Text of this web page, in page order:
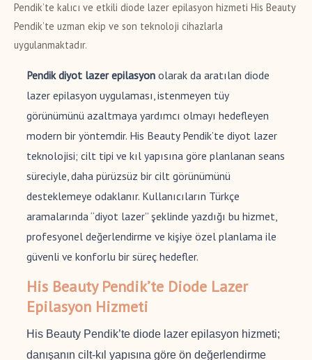
Pendik’te kalıcı ve etkili diode lazer epilasyon hizmeti His Beauty
Pendik’te uzman ekip ve son teknoloji cihazlarla
uygulanmaktadır.
Pendik diyot lazer epilasyon olarak da aratılan diode
lazer epilasyon uygulaması, istenmeyen tüy
görünümünü azaltmaya yardımcı olmayı hedefleyen
modern bir yöntemdir. His Beauty Pendik’te diyot lazer
teknolojisi; cilt tipi ve kıl yapısına göre planlanan seans
süreciyle, daha pürüzsüz bir cilt görünümünü
desteklemeye odaklanır. Kullanıcıların Türkçe
aramalarında “diyot lazer” şeklinde yazdığı bu hizmet,
profesyonel değerlendirme ve kişiye özel planlama ile
güvenli ve konforlu bir süreç hedefler.
His Beauty Pendik’te Diode Lazer
Epilasyon Hizmeti
His Beauty Pendik’te diode lazer epilasyon hizmeti;
danışanın cilt-kıl yapısına göre ön değerlendirme